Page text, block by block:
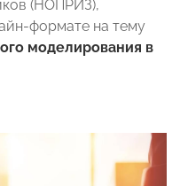
(НОПРИЗ),
формате на тему
моделирования в